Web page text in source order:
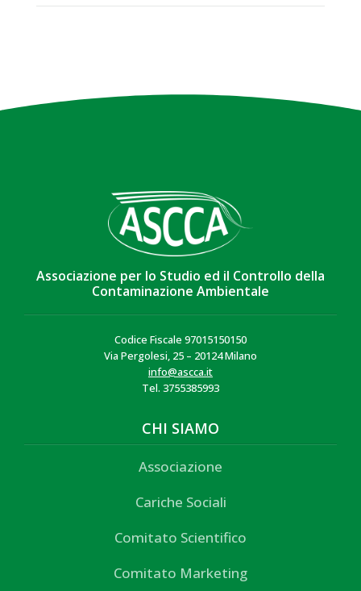
Associazione per lo Studio ed il Controllo della
Contaminazione Ambientale
Codice Fiscale 97015150150
Via Pergolesi, 25 – 20124 Milano
info@ascca.it
Tel. 3755385993
CHI SIAMO
Associazione
Cariche Sociali
Comitato Scientifico
Comitato Marketing